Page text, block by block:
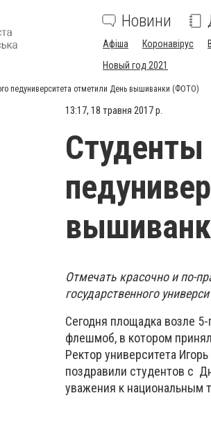
Новини
Афіша Коронавірус
Новый год 2021
педуниверситета отметили День вышиванки (ФОТО)
13:17, 18 травня 2017 р.
Студенты
Отмечать красочно и по-
государственного
Сегодня площадка возле
флешмоб, в котором
Ректор университета
поздравили студентов с
уважения к национальным